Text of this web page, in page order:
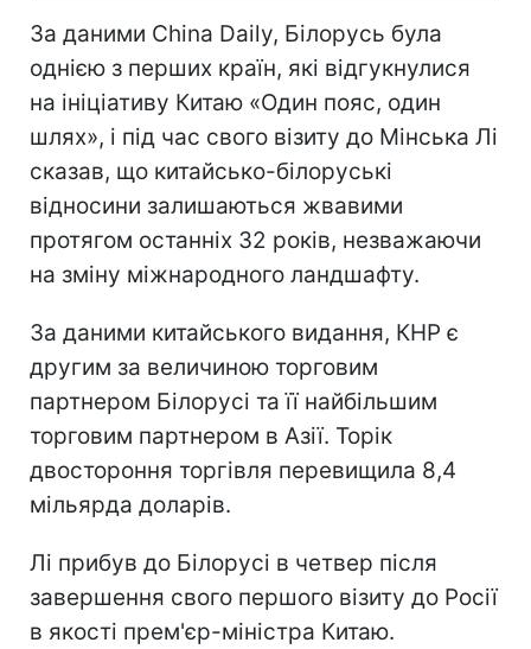
За даними China Daily, Білорусь була
однією з перших країн, які відгукнулися
на ініціативу Китаю «Один пояс, один
шлях», і під час свого візиту до Мінська Лі
сказав, що китайсько-білоруські
відносини залишаються жвавими
протягом останніх 32 років, незважаючи
на зміну міжнародного ландшафту.
За даними китайського видання, КНР є
другим за величиною торговим
партнером Білорусі та її найбільшим
торговим партнером в Азії. Торік
двостороння торгівля перевищила 8,4
мільярда доларів.
Лі прибув до Білорусі в четвер після
завершення свого першого візиту до Росії
в якості прем'єр-міністра Китаю.